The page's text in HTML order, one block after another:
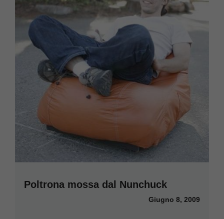
Poltrona mossa dal Nunchuck
Giugno 8, 2009